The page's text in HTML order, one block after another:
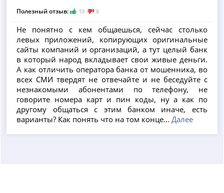
Полезный отзыв: 10 8
Не понятно с кем общаешься, сейчас столько
левых приложений, копирующих оригинальные
сайты компаний и организаций, а тут целый банк
в который народ вкладывает свои живые деньги.
А как отличить оператора банка от мошенника, во
всех СМИ твердят не отвечайте и не беседуйте с
незнакомыми абонентами по телефону, не
говорите номера карт и пин коды, ну а как по
другому общаться с этим банком иначе, есть
варианты? Как понять что на том конце...Далее